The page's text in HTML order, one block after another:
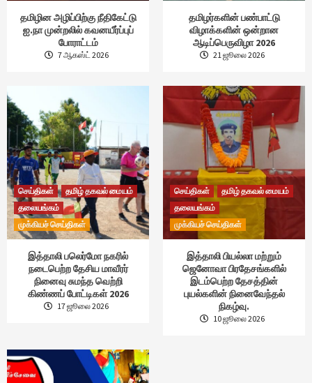
தமிழின அழிப்பிற்கு நீதிகேட்டு
ஐ.நா முன்றலில் கவனயீர்ப்புப்
போராட்டம்
7 ஆகஸ்ட் 2026
தமிழர்களின் பண்பாட்டு
விழாக்களின் ஒன்றான
ஆடிப்பெருவிழா 2026
21 ஜூலை 2026
செய்திகள்
தமிழ் தகவல் மையம்
தலையங்கம்
முக்கியச் செய்திகள்
இத்தாலி பலெர்மோ நகரில்
நடைபெற்ற தேசிய மாவீரர்
நினைவு சுமந்த வெற்றி
கிண்ணப் போட்டிகள் 2026
17 ஜூலை 2026
செய்திகள்
தமிழ் தகவல் மையம்
தலையங்கம்
முக்கியச் செய்திகள்
இத்தாலி பியல்லா மற்றும்
ஜெனோவா பிரதேசங்களில்
இடம்பெற்ற தேசத்தின்
புயல்களின் நினைவேந்தல்
நிகழ்வு.
10 ஜூலை 2026